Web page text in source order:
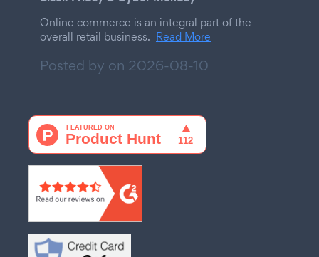
Online commerce is an integral part of the
overall retail business. Read More
Posted by on 2026-08-10